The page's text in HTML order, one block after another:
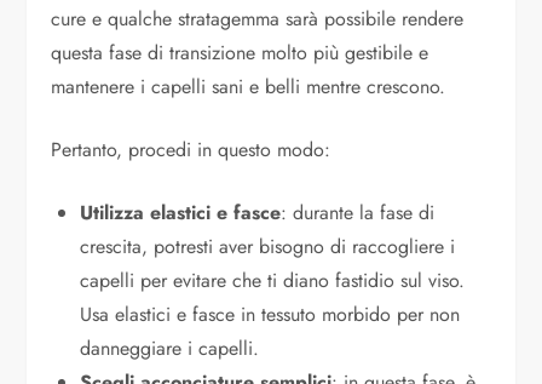
cure e qualche stratagemma sarà possibile rendere
questa fase di transizione molto più gestibile e
mantenere i capelli sani e belli mentre crescono.
Pertanto, procedi in questo modo:
Utilizza elastici e fasce: durante la fase di
crescita, potresti aver bisogno di raccogliere i
capelli per evitare che ti diano fastidio sul viso.
Usa elastici e fasce in tessuto morbido per non
danneggiare i capelli.